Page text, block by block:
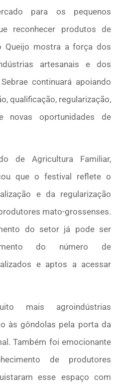
para os pequenos
reconhecer produtos de
Queijo mostra a força dos
artesanais e dos
continuará apoiando
qualificação, regularização,
novas oportunidades de
de Agricultura Familiar,
que o festival reflete o
e da regularização
mato-grossenses.
do setor já pode ser
do número de
e aptos a acessar
mais agroindústrias
às gôndolas pela porta da
Também foi emocionante
de produtores
esse espaço com